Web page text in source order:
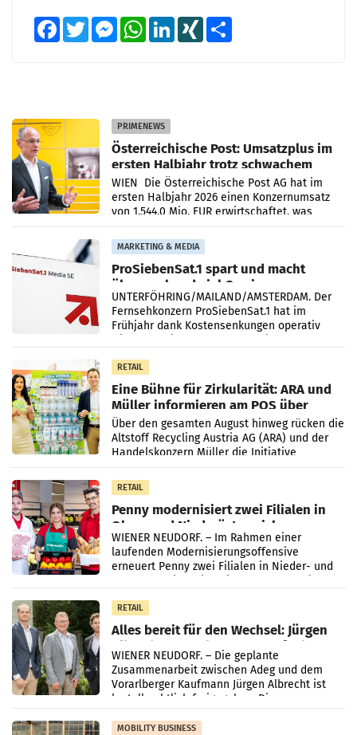
FacebookTwitter MessengerWhatsAppLinkedInXING
PRIMENEWS
Österreichische Post: Umsatzplus im
ersten Halbjahr trotz schwachem
Briefgeschäft
WIEN Die Österreichische Post AG hat im
ersten Halbjahr 2026 einen Konzernumsatz
von 1.544,0 Mio. EUR erwirtschaftet, was
einem Plus von 3,8 Prozent gegenüber dem
Vergleichszeitraum
MARKETING & MEDIA
ProSiebenSat.1 spart und macht
überraschend viel Gewinn
UNTERFÖHRING/MAILAND/AMSTERDAM. Der
Fernsehkonzern ProSiebenSat.1 hat im
Frühjahr dank Kostensenkungen operativ
RETAIL
Eine Bühne für Zirkularität: ARA und
Müller informieren am POS über
Kreislauffähigkeit
Über den gesamten August hinweg rücken die
Altstoff Recycling Austria AG (ARA) und der
Handelskonzern Müller die Initiative
„Kreislauf-Helden“ in allen österreichischen
Müller-Filialen
RETAIL
Penny modernisiert zwei Filialen in
Ober- und Niederösterreich
WIENER NEUDORF. – Im Rahmen einer
laufenden Modernisierungsoffensive
erneuert Penny zwei Filialen in Nieder- und
RETAIL
Alles bereit für den Wechsel: Jürgen
Albrecht setzt ab 1.1.2027 auf Adeg
WIENER NEUDORF. – Die geplante
Zusammenarbeit zwischen Adeg und dem
Vorarlberger Kaufmann Jürgen Albrecht ist
kartellrechtlich freigegeben: Die
Bundeswettbewerbsbehörde und der
Bundeskartellanwalt
MOBILITY BUSINESS